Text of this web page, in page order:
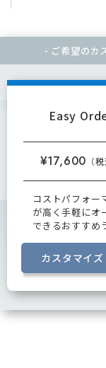
- ご希望のカ
Easy
¥17,600
コストパフォー
が高く手軽にオ
できるおすすめ
カスタマイズ